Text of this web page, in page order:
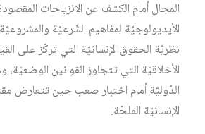
المجال أمام الكشف عن الانزياحات
الأيديولوجيّة لمفاهيم الشّرعيّة
نظريّة الحقوق الإنسانيّة التي تركّز على
الأخلاقيّة التي تتجاوز القوانين
الدّوليّة أمام اختبار صعب حين تتعارض
الإنسانيّة الملحّة.